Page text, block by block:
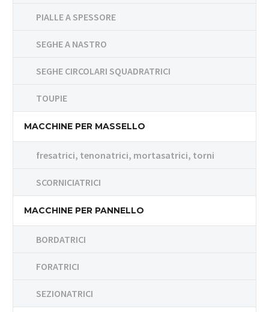
PIALLE A SPESSORE
SEGHE A NASTRO
SEGHE CIRCOLARI SQUADRATRICI
TOUPIE
MACCHINE PER MASSELLO
fresatrici, tenonatrici, mortasatrici, torni
SCORNICIATRICI
MACCHINE PER PANNELLO
BORDATRICI
FORATRICI
SEZIONATRICI